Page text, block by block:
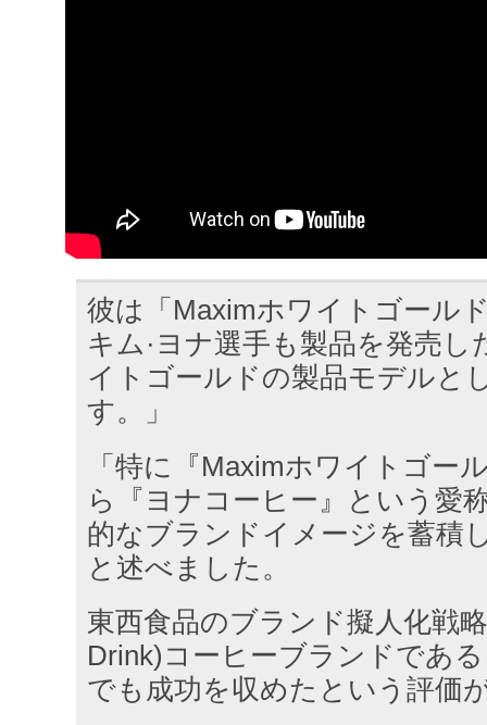
彼は「Maximホワイトゴール
キム·ヨナ選手も製品を発売し
イトゴールドの製品モデルと
す。」
「特に『Maximホワイトゴー
ら『ヨナコーヒー』という愛
的なブランドイメージを蓄積
と述べました。
東西食品のブランド擬人化戦
Drink)コーヒーブランドであ
でも成功を収めたという評価